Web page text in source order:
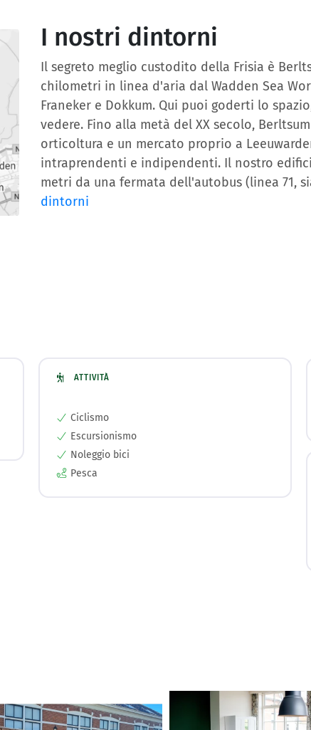
I nostri dintorni
Il segreto meglio custodito della Frisia è
chilometri in linea d'aria dal Wadden Sea
Franeker e Dokkum. Qui puoi goderti lo
vedere. Fino alla metà del XX secolo,
orticoltura e un mercato proprio a
intraprendenti e indipendenti. Il nostro
metri da una fermata dell'autobus (linea 71,
dintorni
ATTIVITÀ
Ciclismo
Escursionismo
Noleggio bici
Pesca